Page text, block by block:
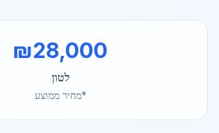
₪28,000
לטון
*מחיר ממוצע